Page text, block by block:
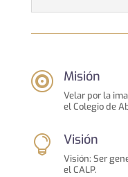
 Misión
Velar por la
el Colegio de
 Visión
Visión: Ser
el CALP.